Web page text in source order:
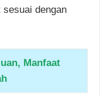
dengan
Manfaat